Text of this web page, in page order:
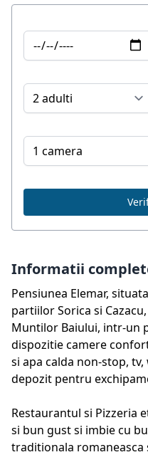
Informatii
Pensiunea Elemar,
partiilor Sorica si
Muntilor Baiului, intr-un
dispozitie camere
si apa calda non-stop,
depozit pentru
Restaurantul si Pizzeria
si bun gust si imbie cu
traditionala